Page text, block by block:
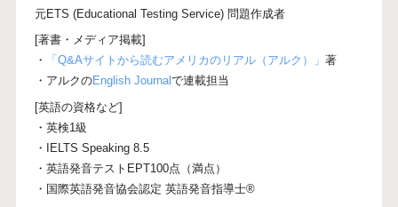
元ETS (Educational Testing Service) 問題作成者
[著書・メディア掲載]
・
「Q&Aサイトから読むアメリカのリアル（アルク）」著
・アルクのEnglish Journalで連載担当
[英語の資格など]
・英検1級
・IELTS Speaking 8.5
・英語発音テストEPT100点（満点）
・国際英語発音協会認定 英語発音指導士®